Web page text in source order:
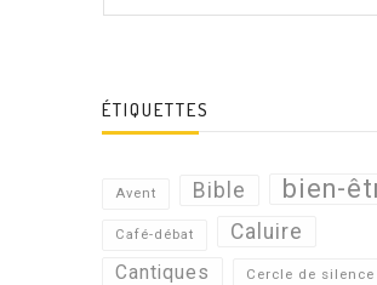
ÉTIQUETTES
Avent Bible bien-
Café-débat Caluire
Cantiques Cercle de silence